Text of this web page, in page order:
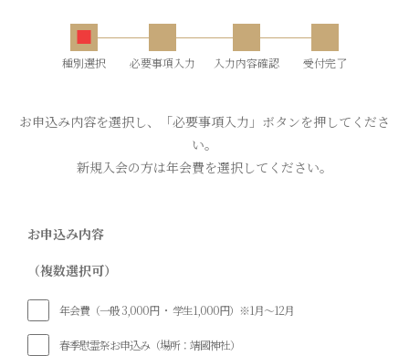
入会・各種お申込
種別選択 必要事項入力 入力内容確認 受付完了
お申込み内容を選択し、「必要事項入力」ボタンを押してくださ
い。
新規入会の方は年会費を選択してください。
お申込み内容
（複数選択可）
年会費（一般 3,000円 ・ 学生1,000円）※1月～12月
春季慰霊祭お申込み（場所：靖國神社）